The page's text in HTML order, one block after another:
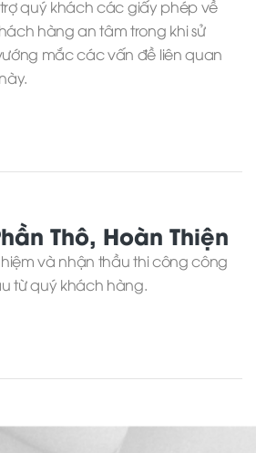
trợ quý khách các giấy phép về
hàng an tâm trong khi sử
mắc các vấn đề liên quan
Thô, Hoàn Thiện
và nhận thầu thi công công
từ quý khách hàng.